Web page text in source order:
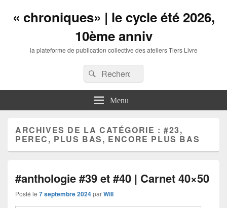
« chroniques» | le cycle été 2026,
10ème anniv
la plateforme de publication collective des ateliers Tiers Livre
Recherche :Recherche
Menu
ARCHIVES DE LA CATÉGORIE :#23,
PEREC, PLUS BAS, ENCORE PLUS BAS
#anthologie #39 et #40 | Carnet 40×50
Posté le 7 septembre 2024parWill